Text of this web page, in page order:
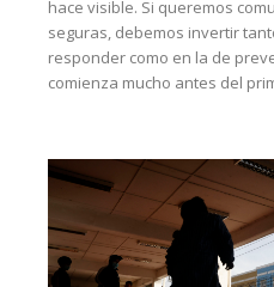
hace visible. Si queremos
seguras, debemos invertir
responder como en la de
comienza mucho antes del